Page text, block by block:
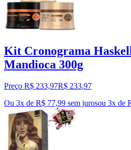
Kit Cronograma
Mandioca 300g
Preço R$ 233,97R$ 233,97
Ou 3x de R$ 77,99 sem jurosou 3x de